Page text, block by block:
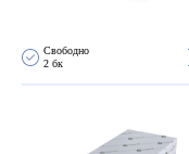
Свободно
2 бк